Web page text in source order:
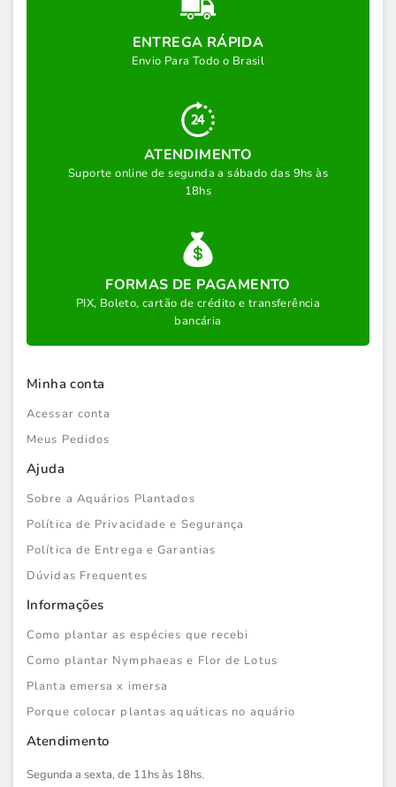
ENTREGA RÁPIDA
Envio Para Todo o Brasil
ATENDIMENTO
Suporte online de segunda a sábado das 9hs às
18hs
FORMAS DE PAGAMENTO
PIX, Boleto, cartão de crédito e transferência
bancária
Minha conta
Acessar conta
Meus Pedidos
Ajuda
Sobre a Aquários Plantados
Política de Privacidade e Segurança
Política de Entrega e Garantias
Dúvidas Frequentes
Informações
Como plantar as espécies que recebi
Como plantar Nymphaeas e Flor de Lotus
Planta emersa x imersa
Porque colocar plantas aquáticas no aquário
Atendimento
Segunda a sexta, de 11hs às 18hs.